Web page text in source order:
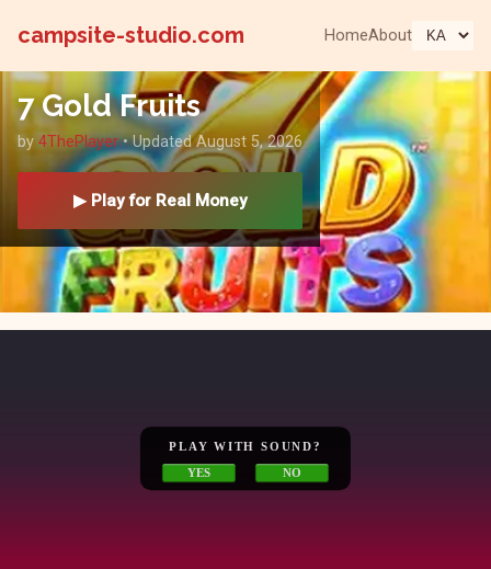
campsite-studio.com HomeAbout
7 Gold Fruits
by 4ThePlayer• Updated August 5, 2026
▶ Play for Real Money